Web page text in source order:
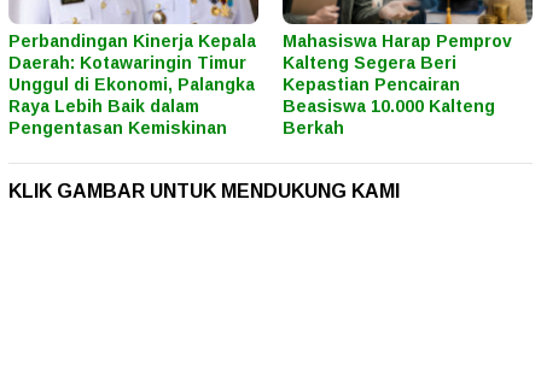
Perbandingan Kinerja Kepala
Daerah: Kotawaringin Timur
Unggul di Ekonomi, Palangka
Raya Lebih Baik dalam
Pengentasan Kemiskinan
Mahasiswa Harap Pemprov
Kalteng Segera Beri
Kepastian Pencairan
Beasiswa 10.000 Kalteng
Berkah
KLIK GAMBAR UNTUK MENDUKUNG KAMI